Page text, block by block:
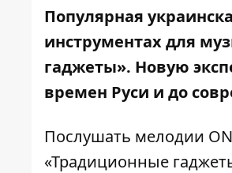
Популярная
инструментах для
гаджеты». Новую
времен Руси и до
Послушать мелодии
«Традиционные